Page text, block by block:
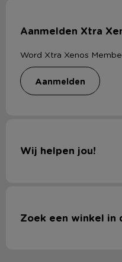
Aanmelden Xtra
Word Xtra Xenos
aanmelden
Wij helpen jou!
Zoek een winkel in